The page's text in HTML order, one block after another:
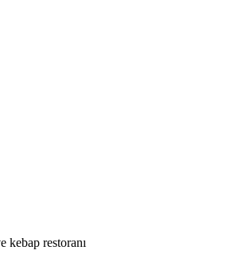
kebap restoranı